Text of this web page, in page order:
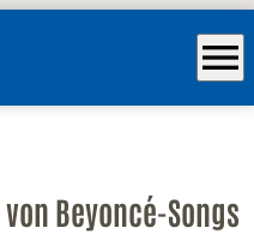
menu
Beyoncé-Songs